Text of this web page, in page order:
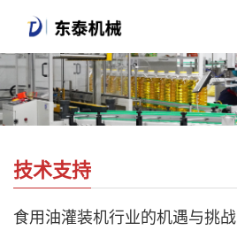
技术支持
食用油灌装机行业的机遇与挑战